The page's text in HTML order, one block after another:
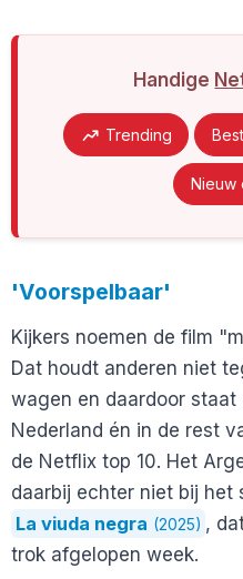
Handige
Trending
Nieuw
'Voorspelbaar'
Kijkers noemen de film
Dat houdt anderen niet
wagen en daardoor staat
Nederland én in de rest
de Netflix top 10. Het
daarbij echter niet bij het
La viuda negra (2025) ,
trok afgelopen week.